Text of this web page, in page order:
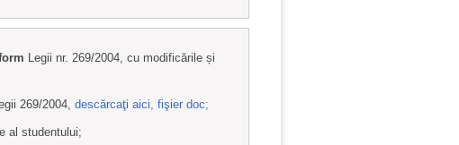
Legii nr. 269/2004, cu modificările și
269/2004, descărcaţi aici, fişier doc;
al studentului;